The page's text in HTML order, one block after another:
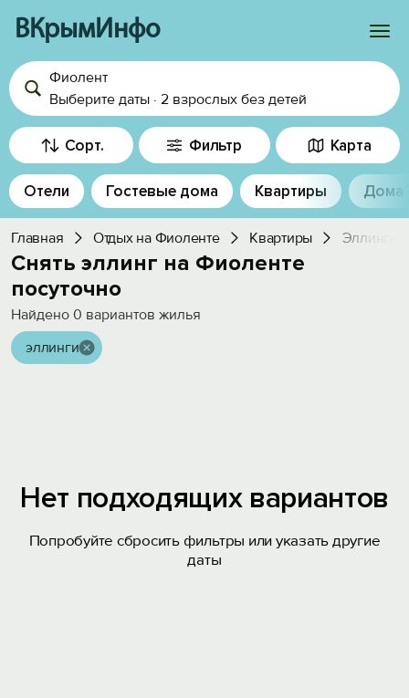
ВКрымИнфо
Войти
Избранное
История просмотра
Добавить свой объект
Фиолент
Выберите даты · 2 взрослых без детей
Сорт. Фильтр Карта
Отели Гостевые дома Квартиры Дома
Главная Отдых на Фиоленте Квартиры Эллинги
Снять эллинг на Фиоленте
посуточно
Найдено 0 вариантов жилья
эллинги
Нет подходящих вариантов
Попробуйте сбросить фильтры или указать другие
даты